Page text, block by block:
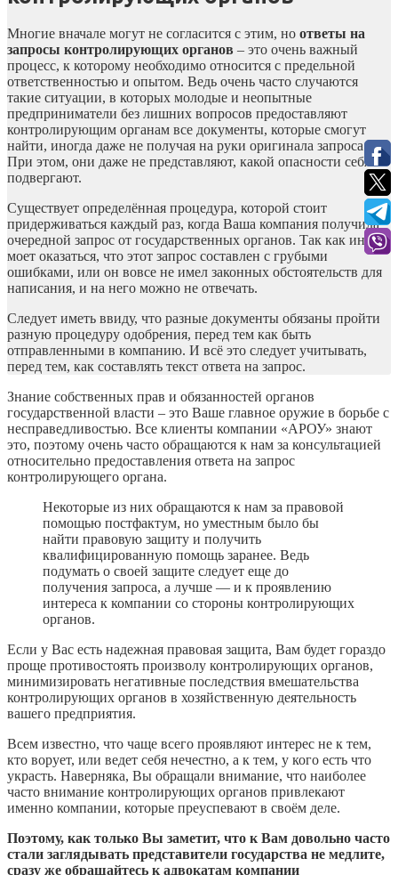
Многие вначале могут не согласится с этим, но ответы на
запросы контролирующих органов – это очень важный
процесс, к которому необходимо относится с предельной
ответственностью и опытом. Ведь очень часто случаются
такие ситуации, в которых молодые и неопытные
предприниматели без лишних вопросов предоставляют
контролирующим органам все документы, которые смогут
найти, иногда даже не получая на руки оригинала запроса.
При этом, они даже не представляют, какой опасности себя
подвергают.
Существует определённая процедура, которой стоит
придерживаться каждый раз, когда Ваша компания получила
очередной запрос от государственных органов. Так как иногда
моет оказаться, что этот запрос составлен с грубыми
ошибками, или он вовсе не имел законных обстоятельств для
написания, и на него можно не отвечать.
Следует иметь ввиду, что разные документы обязаны пройти
разную процедуру одобрения, перед тем как быть
отправленными в компанию. И всё это следует учитывать,
перед тем, как составлять текст ответа на запрос.
Знание собственных прав и обязанностей органов
государственной власти – это Ваше главное оружие в борьбе с
несправедливостью. Все клиенты компании «АРОУ» знают
это, поэтому очень часто обращаются к нам за консультацией
относительно предоставления ответа на запрос
контролирующего органа.
Некоторые из них обращаются к нам за правовой
помощью постфактум, но уместным было бы
найти правовую защиту и получить
квалифицированную помощь заранее. Ведь
подумать о своей защите следует еще до
получения запроса, а лучше — и к проявлению
интереса к компании со стороны контролирующих
органов.
Если у Вас есть надежная правовая защита, Вам будет гораздо
проще противостоять произволу контролирующих органов,
минимизировать негативные последствия вмешательства
контролирующих органов в хозяйственную деятельность
вашего предприятия.
Всем известно, что чаще всего проявляют интерес не к тем,
кто ворует, или ведет себя нечестно, а к тем, у кого есть что
украсть. Наверняка, Вы обращали внимание, что наиболее
часто внимание контролирующих органов привлекают
именно компании, которые преуспевают в своём деле.
Поэтому, как только Вы заметит, что к Вам довольно часто
стали заглядывать представители государства не медлите,
сразу же обращайтесь к адвокатам компании